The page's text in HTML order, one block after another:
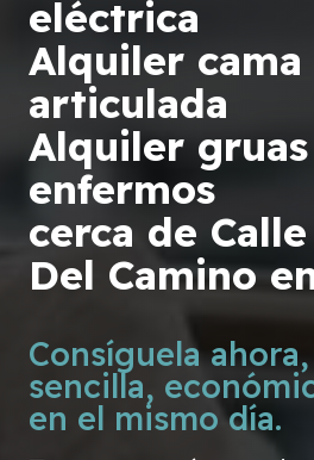
eléctrica
Alquiler cama
articulada
Alquiler
enfermos
cerca de
Del Camino
Consíguela
sencilla,
en el mismo día.